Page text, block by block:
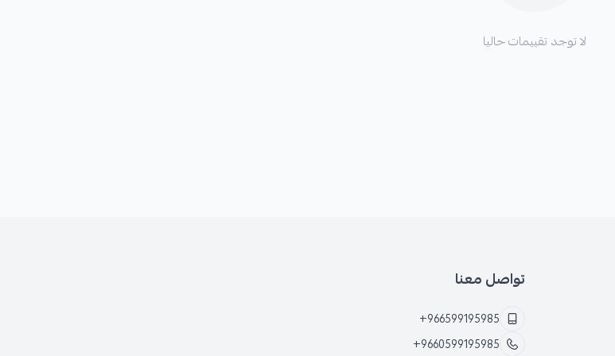
لا توجد تقييمات حاليا
تواصل معنا
+966599195985
+9660599195985